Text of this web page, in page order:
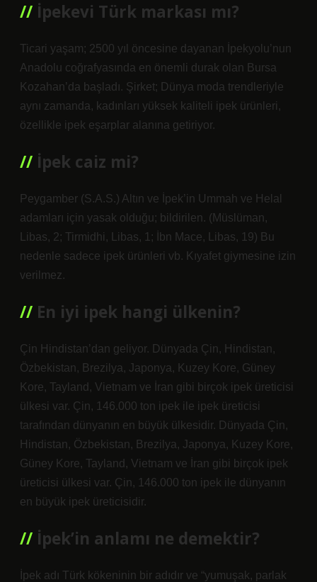
İpekevi Türk markası mı?
Ticari yaşam; 2500 yıl öncesine dayanan İpekyolu’nun
Anadolu coğrafyasında en önemli durak olan Bursa
Kozahan’da başladı. Şirket; Dünya moda trendleriyle
aynı zamanda, kadınları yüksek kaliteli ipek ürünleri,
özellikle ipek eşarplar alanına getiriyor.
İpek caiz mi?
Peygamber (S.A.S.) Altın ve İpek’in Ummah ve Helal
adamları için yasak olduğu; bildirilen. (Müslüman,
Libas, 2; Tirmidhi, Libas, 1; İbn Mace, Libas, 19) Bu
nedenle sadece ipek ürünleri vb. Kıyafet giymesine izin
verilmez.
En iyi ipek hangi ülkenin?
Çin Hindistan’dan geliyor. Dünyada Çin, Hindistan,
Özbekistan, Brezilya, Japonya, Kuzey Kore, Güney
Kore, Tayland, Vietnam ve İran gibi birçok ipek üreticisi
ülkesi var. Çin, 146.000 ton ipek ile ipek üreticisi
tarafından dünyanın en büyük ülkesidir. Dünyada Çin,
Hindistan, Özbekistan, Brezilya, Japonya, Kuzey Kore,
Güney Kore, Tayland, Vietnam ve İran gibi birçok ipek
üreticisi ülkesi var. Çin, 146.000 ton ipek ile dünyanın
en büyük ipek üreticisidir.
İpek’in anlamı ne demektir?
İpek adı Türk kökeninin bir adıdır ve “yumuşak, parlak